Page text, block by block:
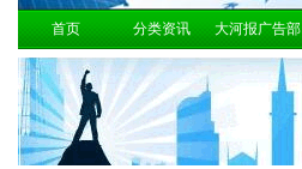
首页 分类资讯 大河报广告部